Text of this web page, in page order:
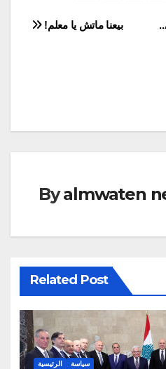
بيعنا ماتش يا معلم!
لحظة فخر لجامعة AUST..
Byalmwaten
Related Post
الرئيسية سياسة